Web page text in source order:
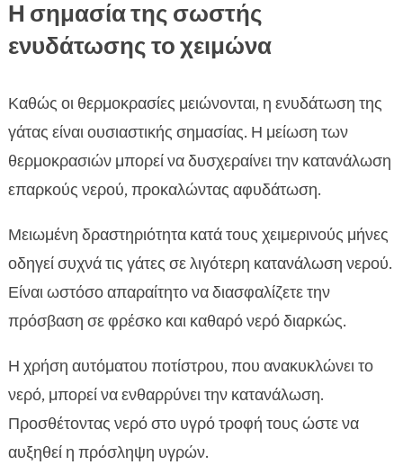
Η σημασία της σωστής
ενυδάτωσης το χειμώνα
Καθώς οι θερμοκρασίες μειώνονται, η ενυδάτωση της
γάτας είναι ουσιαστικής σημασίας. Η μείωση των
θερμοκρασιών μπορεί να δυσχεραίνει την κατανάλωση
επαρκούς νερού, προκαλώντας αφυδάτωση.
Μειωμένη δραστηριότητα κατά τους χειμερινούς μήνες
οδηγεί συχνά τις γάτες σε λιγότερη κατανάλωση νερού.
Είναι ωστόσο απαραίτητο να διασφαλίζετε την
πρόσβαση σε φρέσκο και καθαρό νερό διαρκώς.
Η χρήση αυτόματου ποτίστρου, που ανακυκλώνει το
νερό, μπορεί να ενθαρρύνει την κατανάλωση.
Προσθέτοντας νερό στο υγρό τροφή τους ώστε να
αυξηθεί η πρόσληψη υγρών.